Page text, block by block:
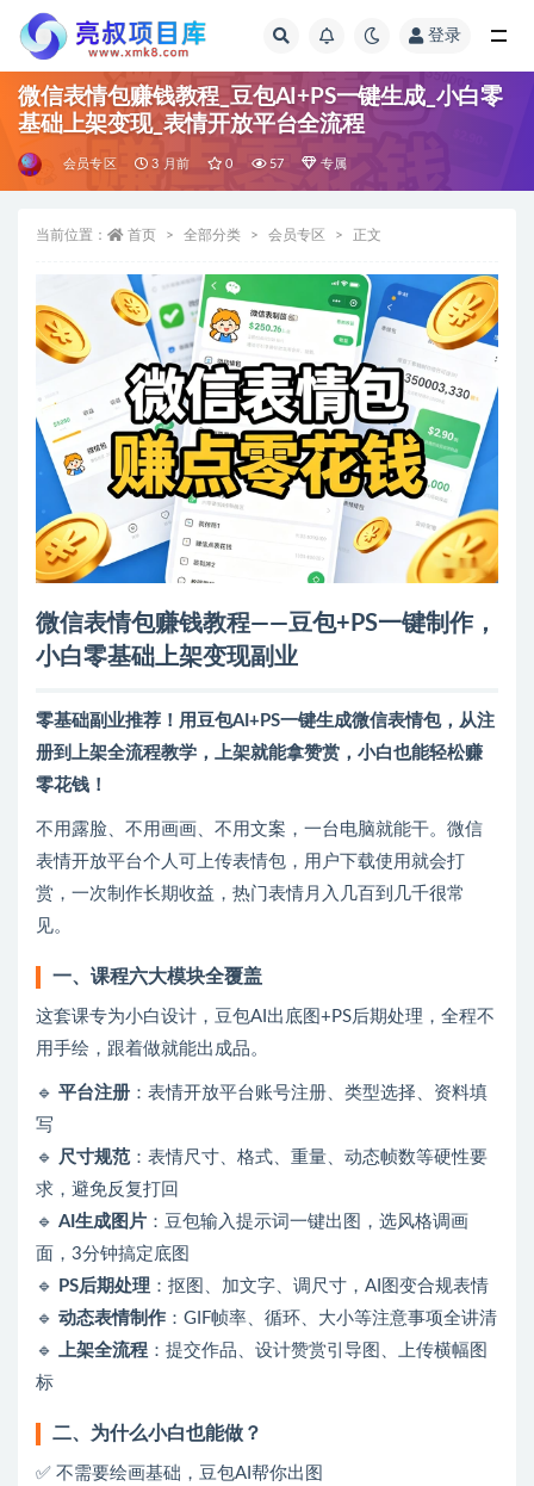
登录
微信表情包赚钱教程_豆包AI+PS一键生成_小白零
基础上架变现_表情开放平台全流程
会员专区 3 月前 0 57 专属
当前位置： 首页 全部分类 会员专区 正文
微信表情包赚钱教程——豆包+PS一键制作，
小白零基础上架变现副业
零基础副业推荐！用豆包AI+PS一键生成微信表情包，从注
册到上架全流程教学，上架就能拿赞赏，小白也能轻松赚
零花钱！
不用露脸、不用画画、不用文案，一台电脑就能干。微信
表情开放平台个人可上传表情包，用户下载使用就会打
赏，一次制作长期收益，热门表情月入几百到几千很常
见。
一、课程六大模块全覆盖
这套课专为小白设计，豆包AI出底图+PS后期处理，全程不
用手绘，跟着做就能出成品。
🔹 平台注册 ：表情开放平台账号注册、类型选择、资料填
写
🔹 尺寸规范 ：表情尺寸、格式、重量、动态帧数等硬性要
求，避免反复打回
🔹 AI生成图片 ：豆包输入提示词一键出图，选风格调画
面，3分钟搞定底图
🔹
PS后期处理 ：抠图、加文字、调尺寸，AI图变合规表情
🔹 动态表情制作 ：GIF帧率、循环、大小等注意事项全讲清
🔹
上架全流程 ：提交作品、设计赞赏引导图、上传横幅图
标
二、为什么小白也能做？
✅ 不需要绘画基础，豆包AI帮你出图